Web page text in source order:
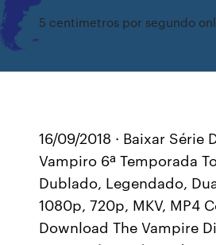
5 centimetros por segundo
16/09/2018 · Baixar Série
Vampiro 6ª Temporada
Dublado, Legendado,
1080p, 720p, MKV, MP4
Download The Vampire